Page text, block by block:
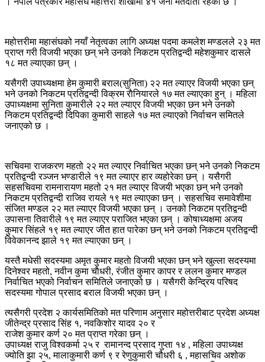
महोत्तरीमा महासंघको नयाँ नेतृत्वका लागि अध्यक्ष पदमा कमलेश मण्डलले २३ मत
प्राप्त गरी विजयी भएका छन् भने उनको निकटम प्रतिद्वन्दी महेशकुमार दासले
१८ मत ल्याएका छन् ।
यसैगरी उपाध्यक्षमा हेम कुमारी बराल(सुनिता) २२ मत ल्याएर विजयी भएका छन्
भने उनको निकटम प्रतिद्वन्दी विक्रम राैनियारले १७ मत ल्याएका हुन् । महिला
उपाध्यक्षमा सुनिता कुमारीले २२ मत ल्याएर विजयी भएका छन भने उनको
निकटम प्रतिद्वन्दी दिपिका कुमारी साहले १७ मत ल्याएको निर्वाचन समितले
जनाएको छ ।
सचिवमा राजकरण महतो २२ मत ल्याएर निर्वाचित भएका छन् भने उनको निकटम
प्रतिद्वन्दी रञ्जन भण्डारीले १९ मत ल्याएर हार व्यहोरेका छन् । यसैगरी
सहसचिवमा रामनारायण महतो २१ मत ल्याएर विजयी भएका छन् भने उनको
निकटम प्रतिद्वन्दी राजिव रायले १९ मत ल्याएका छन् । सहसचिव समावेशीमा
संजित मण्डल २२ मत ल्याएर विजयी भएका छन् । उनको निकटम प्रतिद्वन्दी
उपासना तिवारीले १९ मत ल्याएर पराजित भएका छन् । कोषाध्यक्षमा अजय
कुमार सिंहले १९ मत ल्याएर जीत हात पारेका छन् भने उनको निकटम प्रतिद्वन्दी
विवेकानन्द झाले १९ मत ल्याएका छन् ।
यस्तै मधेसी सदस्यमा अमृत कुमार महताे विजयी भएका छन् भने खुल्ला सदस्यमा
दिनेश्वर महतो, नवीन कुमा चाैधरी, रंजीत कुमार कापर र ललन कुमार मण्डल
निर्वाचित भएको निर्वाचन समितिले जनाएको छ । यसैगरी केन्द्रिय परिषद
सदस्यमा गोपाल प्रसाद बराल विजयी भएका छन् ।
त्यसैगरी प्रदेश २ कार्यसमितिको मत परिणाम अनुसार महोत्तरीबाट प्रदेश अध्यक्ष
जीतेन्द्र प्रसाद सिंह १, नवकिशोर यादव २० र
राजेश कुमार कर्ण २० मत प्राप्त गरेका छन् ।
उपाध्यक्ष राजु विश्वकर्मा २५ र रामानन्द प्रसाद गुप्ता १४ , महिला उपाध्यक्ष
ज्योति झा २५, मालाकुमारी कर्ण ९ र रेणुकुमारी चौधरी ६ , महासचिव अशोक